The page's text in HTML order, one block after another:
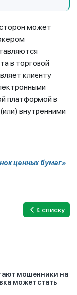
может
в торговой
клиенту
платформой в
внутренними
ценных бумаг»
К списку
мошенники на
может стать